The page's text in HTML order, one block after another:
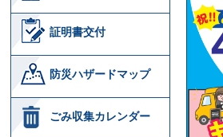
証明書交付
防災ハザードマップ
ごみ収集カレンダー